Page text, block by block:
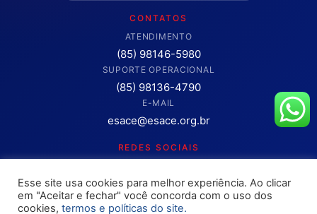
CONTATOS
ATENDIMENTO
(85) 98146-5980
SUPORTE OPERACIONAL
(85) 98136-4790
E-MAIL
esace@esace.org.br
REDES SOCIAIS
Clique para abrir os canais oficiais.
Esse site usa cookies para melhor experiência. Ao clicar
em "Aceitar e fechar" você concorda com o uso dos
cookies, termos e políticas do site.